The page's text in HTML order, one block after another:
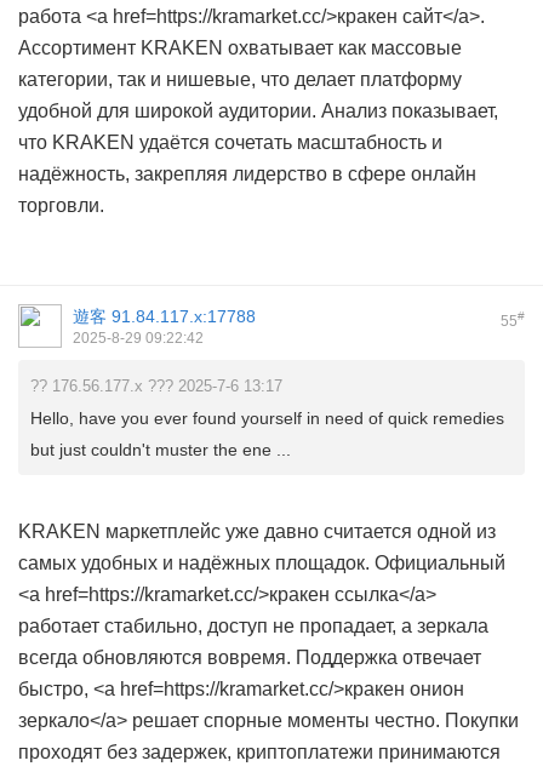
работа <a href=https://kramarket.cc/>кракен сайт</a>.
Ассортимент KRAKEN охватывает как массовые
категории, так и нишевые, что делает платформу
удобной для широкой аудитории. Анализ показывает,
что KRAKEN удаётся сочетать масштабность и
надёжность, закрепляя лидерство в сфере онлайн
торговли.
55#
遊客 91.84.117.x:17788
2025-8-29 09:22:42
?? 176.56.177.x ??? 2025-7-6 13:17
Hello, have you ever found yourself in need of quick remedies
but just couldn't muster the ene ...
KRAKEN маркетплейс уже давно считается одной из
самых удобных и надёжных площадок. Официальный
<a href=https://kramarket.cc/>кракен ссылка</a>
работает стабильно, доступ не пропадает, а зеркала
всегда обновляются вовремя. Поддержка отвечает
быстро, <a href=https://kramarket.cc/>кракен онион
зеркало</a> решает спорные моменты честно. Покупки
проходят без задержек, криптоплатежи принимаются